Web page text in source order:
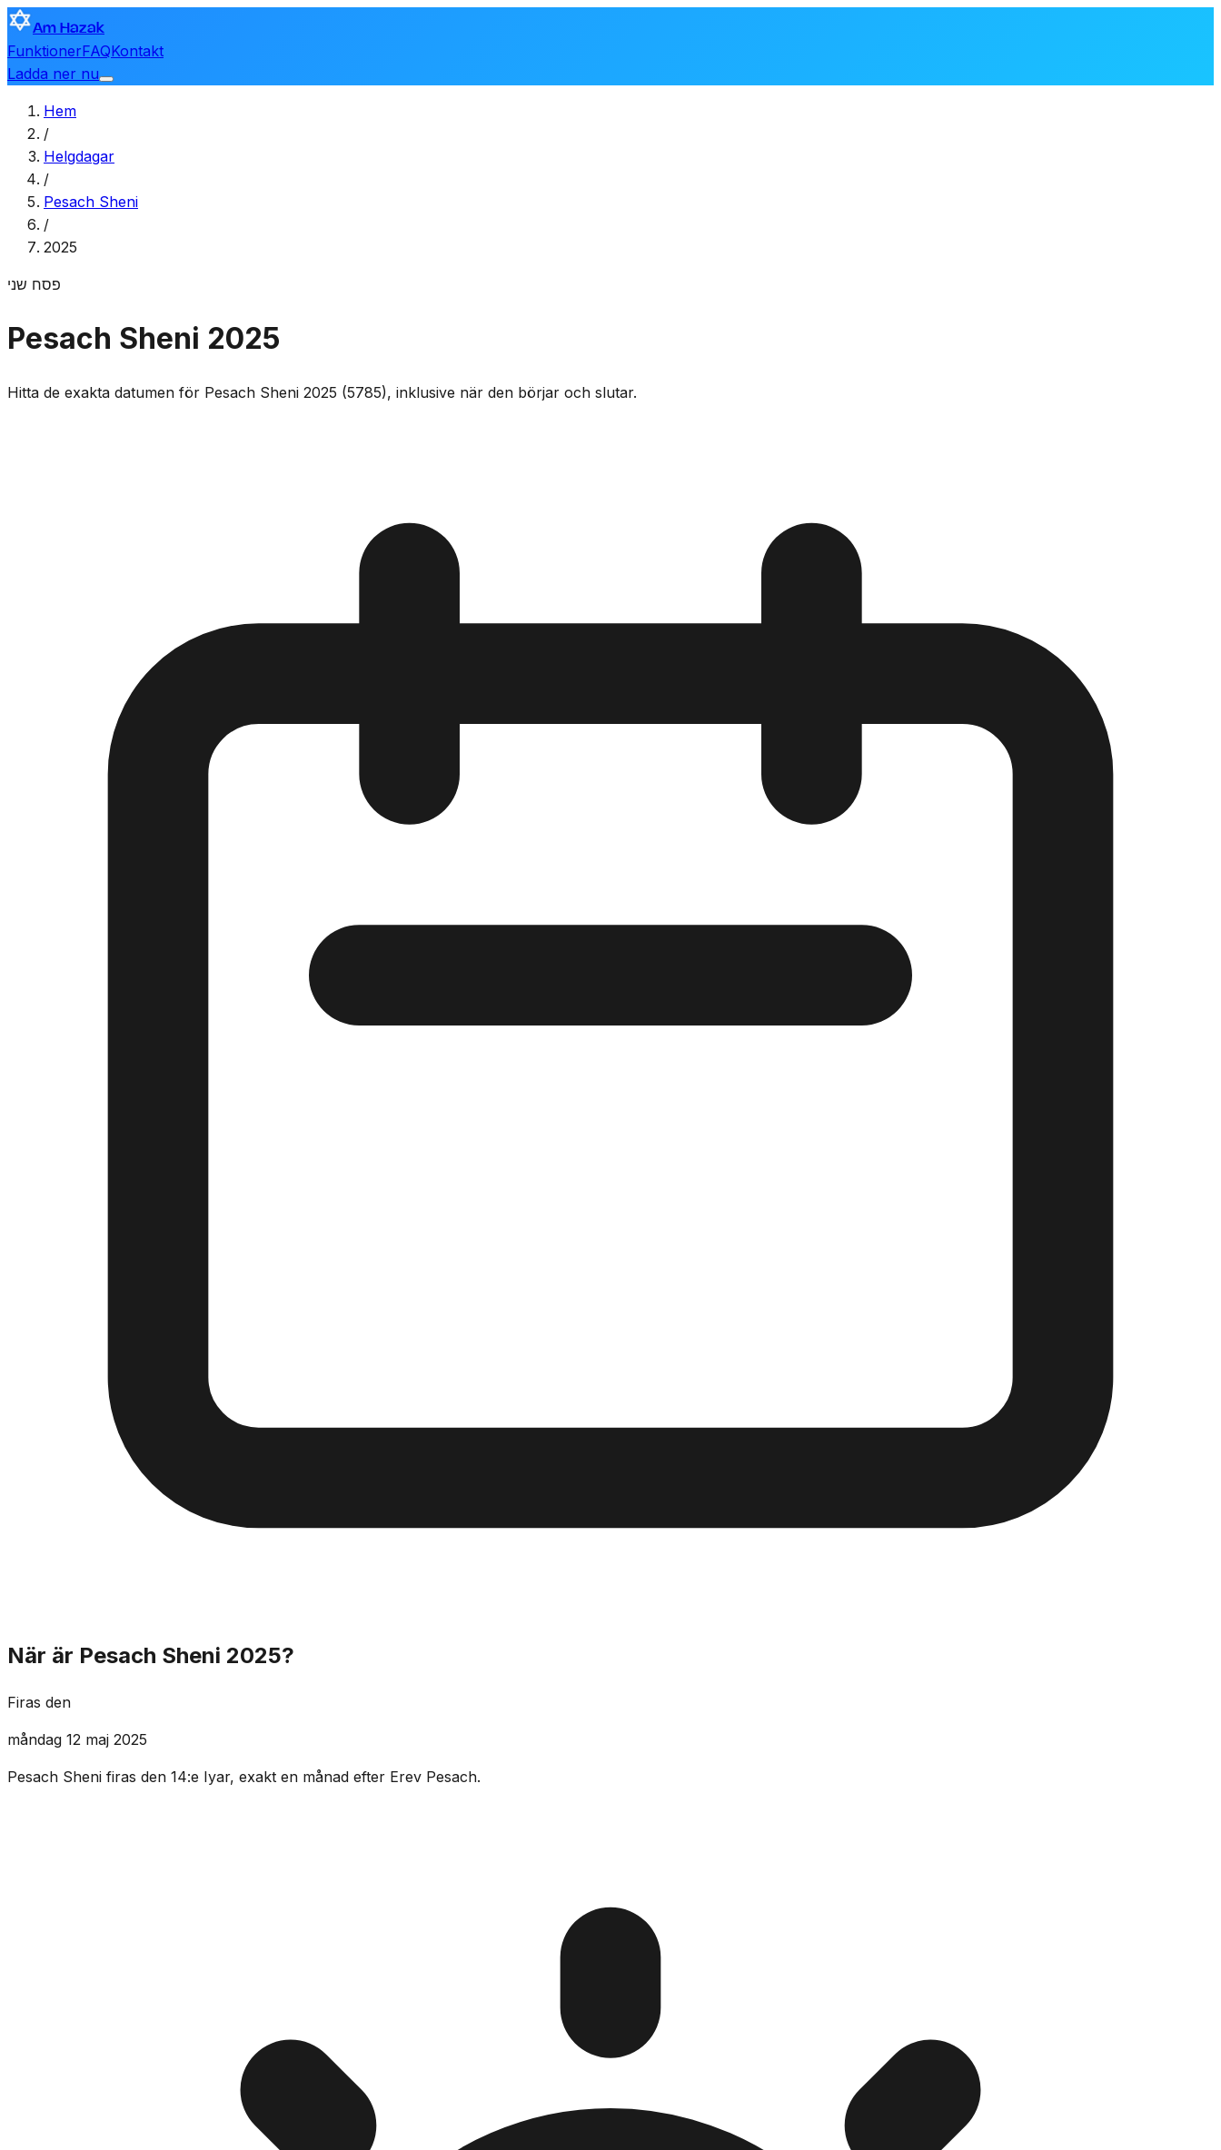
Am Hazak
FunktionerFAQKontakt
Ladda ner nu
Hem
/
Helgdagar
/
Pesach Sheni
/
2025
פסח שני
Pesach Sheni 2025
Hitta de exakta datumen för Pesach Sheni 2025 (5785), inklusive när den börjar och slutar.
När är Pesach Sheni 2025?
Firas den
måndag 12 maj 2025
Pesach Sheni firas den 14:e Iyar, exakt en månad efter Erev Pesach.